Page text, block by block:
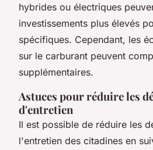
hybrides ou électriques
investissements plus élevés
spécifiques. Cependant, les
sur le carburant peuvent
supplémentaires.
Astuces pour réduire les
d'entretien
Il est possible de réduire les
l'entretien des citadines en